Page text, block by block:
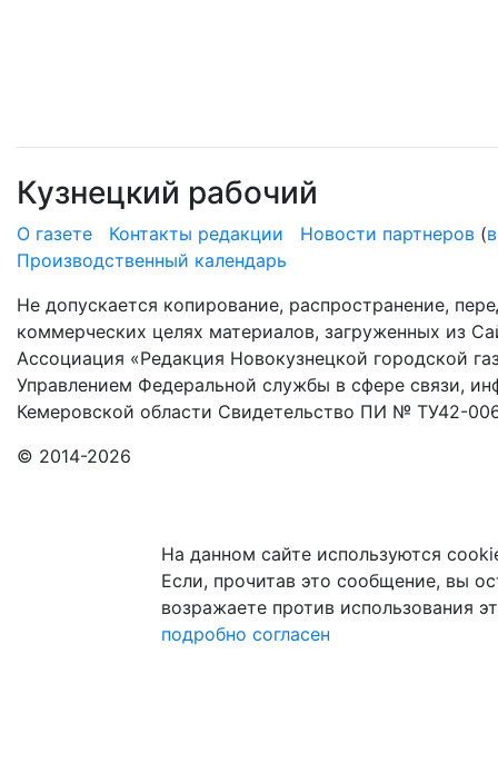
Кузнецкий рабочий
О газете Контакты редакции Новости партнеров (
Производственный календарь
Не допускается копирование, распространение,
коммерческих целях материалов, загруженных из
Ассоциация «Редакция Новокузнецкой городской
Управлением Федеральной службы в сфере связи,
Кемеровской области Свидетельство ПИ № ТУ42-
© 2014-2026
На данном сайте используются
Если, прочитав это сообщение, вы
возражаете против использования
подробно согласен